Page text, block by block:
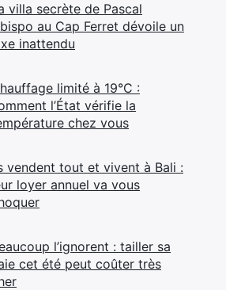
villa secrète de Pascal
au Cap Ferret dévoile un
inattendu
limité à 19°C :
l’État vérifie la
chez vous
vendent tout et vivent à Bali :
loyer annuel va vous
l’ignorent : tailler sa
cet été peut coûter très